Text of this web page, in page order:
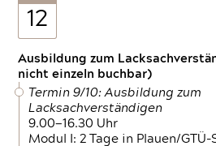
12
Ausbildung zum
nicht einzeln buchbar)
Termin 9/10: Ausbildung zum
Lacksachverständigen
9.00—16.30 Uhr
Modul I: 2 Tage in Plauen/